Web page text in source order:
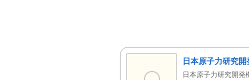
日本原子力研究
日本原子力研究開発